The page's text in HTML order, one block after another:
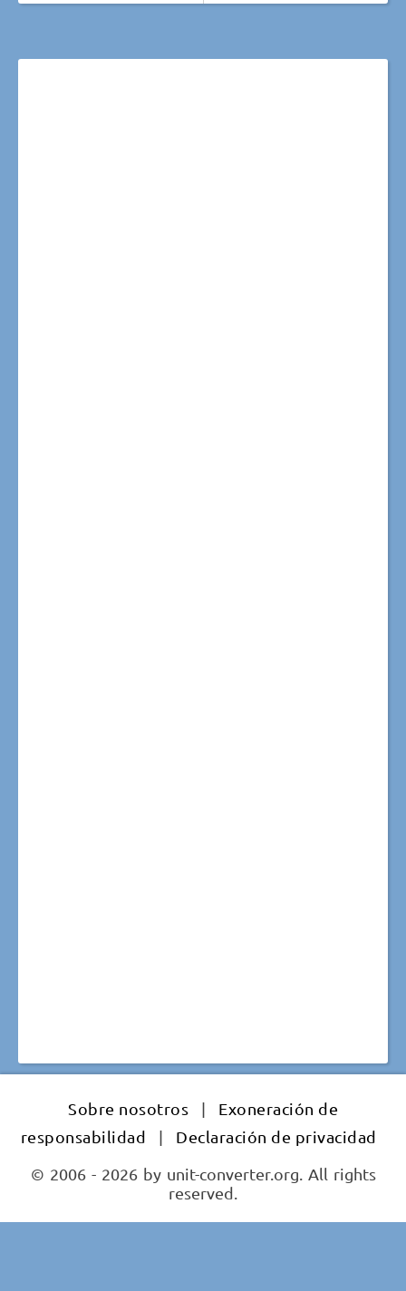
Sobre nosotros |
Exoneración de
responsabilidad
|
Declaración de privacidad
© 2006 - 2026 by unit-converter.org. All rights
reserved.